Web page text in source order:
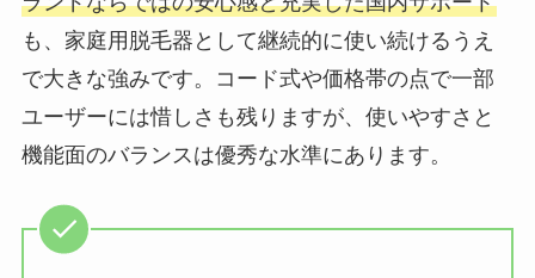
も、家庭用脱毛器として継続的に使い続けるうえ
で大きな強みです。コード式や価格帯の点で一部
ユーザーには惜しさも残りますが、使いやすさと
機能面のバランスは優秀な水準にあります。